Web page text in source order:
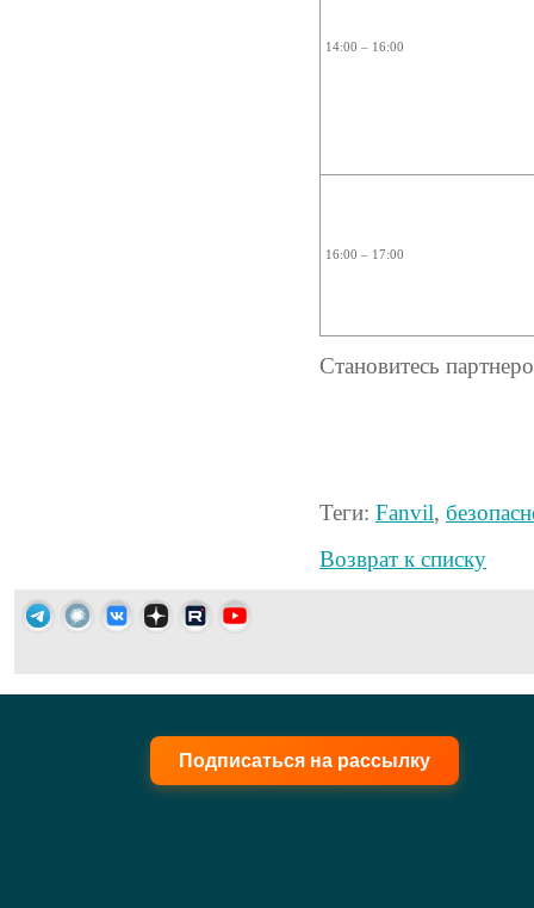
14:00 – 16:00
16:00 – 17:00
Становитесь
Теги: Fanvil,
Возврат к списку
Подписаться на рассылку